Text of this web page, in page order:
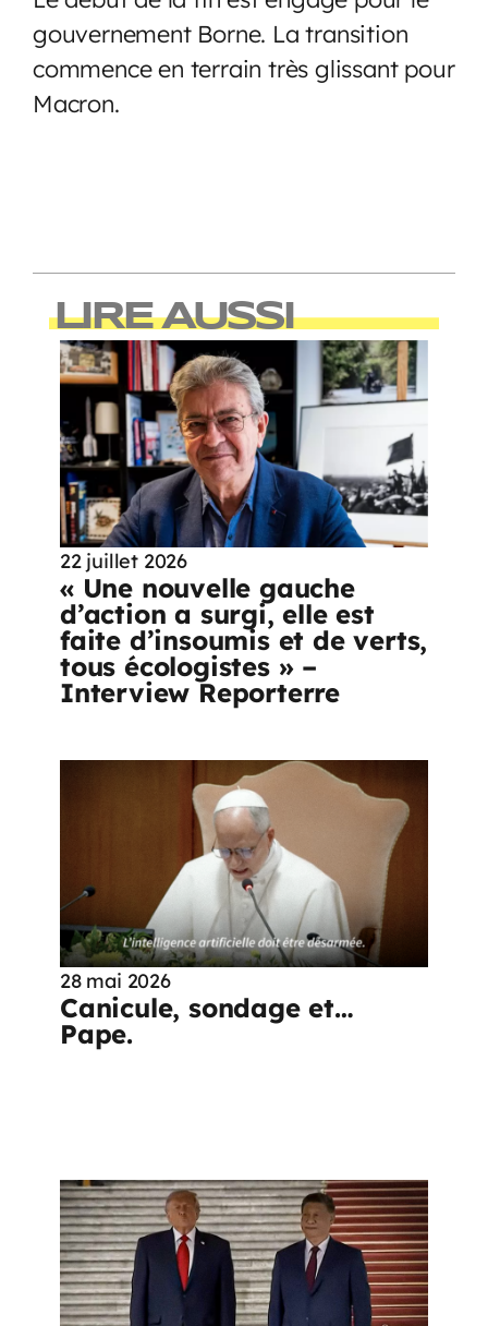
gouvernement Borne. La transition
commence en terrain très glissant pour
Macron.
LIRE AUSSI
22 juillet 2026
« Une nouvelle gauche
d’action a surgi, elle est
faite d’insoumis et de verts,
tous écologistes » –
Interview Reporterre
28 mai 2026
Canicule, sondage et…
Pape.